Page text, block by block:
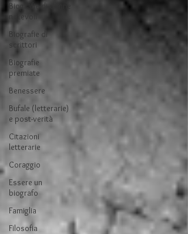
Biografie di donne
notevoli
Biografie di
scrittori
Biografie
premiate
Benessere
Bufale (letterarie)
e post-verità
Citazioni
letterarie
Coraggio
Essere un
biografo
Famiglia
Filosofia